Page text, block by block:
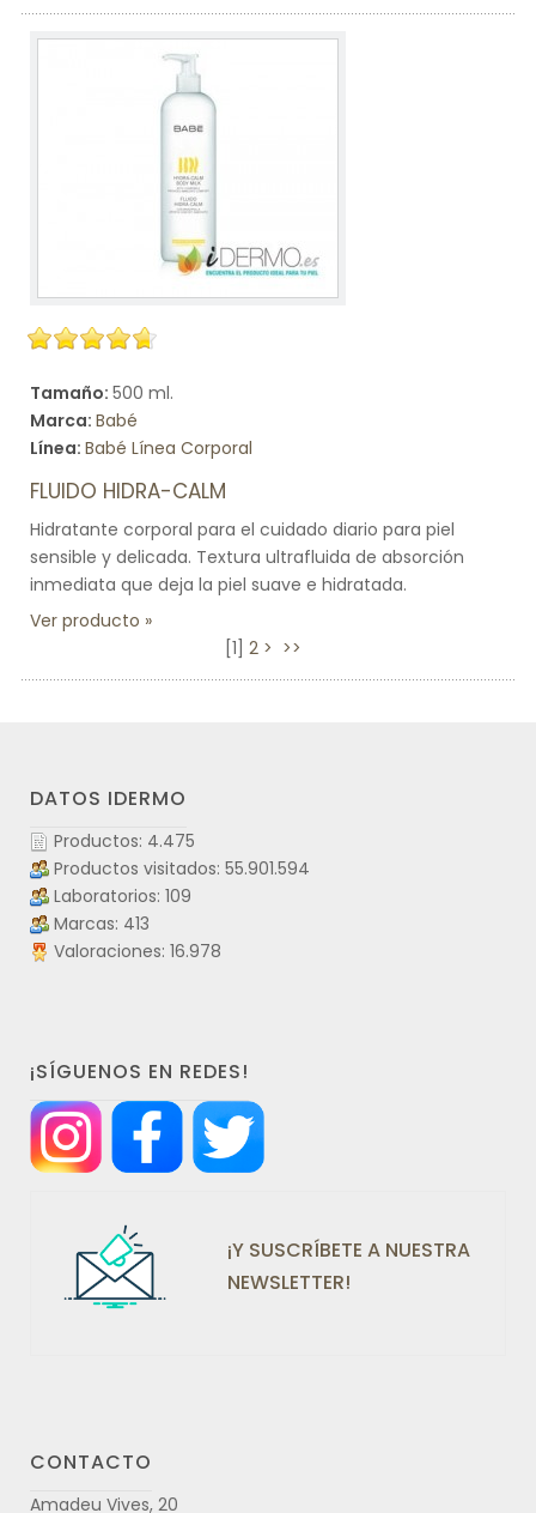
Tamaño: 500 ml.
Marca: Babé
Línea: Babé Línea Corporal
FLUIDO HIDRA-CALM
Hidratante corporal para el cuidado diario para piel
sensible y delicada. Textura ultrafluida de absorción
inmediata que deja la piel suave e hidratada.
Ver producto
1 2 > >>
DATOS IDERMO
Productos: 4.475
Productos visitados: 55.901.594
Laboratorios: 109
Marcas: 413
Valoraciones: 16.978
¡SÍGUENOS EN REDES!
¡Y SUSCRÍBETE A NUESTRA
NEWSLETTER!
CONTACTO
Amadeu Vives, 20